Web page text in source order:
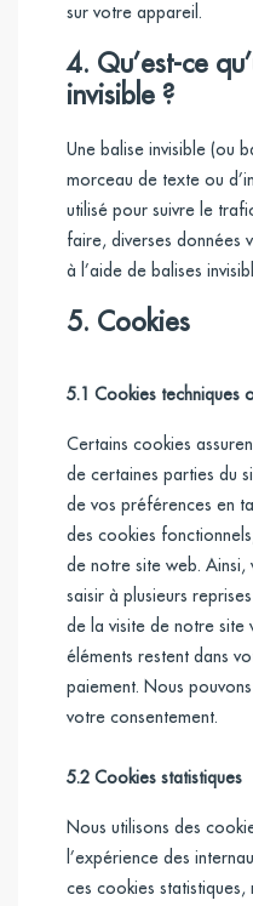
sur votre appareil.
4. Qu’est-ce
invisible ?
Une balise invisible (ou
morceau de texte ou
utilisé pour suivre le
faire, diverses données
à l’aide de balises
5. Cookies
5.1 Cookies techniques
Certains cookies
de certaines parties du
de vos préférences en
des cookies
de notre site web. Ainsi,
saisir à plusieurs
de la visite de notre site
éléments restent dans
paiement. Nous
votre consentement.
5.2 Cookies statistiques
Nous utilisons des
l’expérience des
ces cookies statistiques,